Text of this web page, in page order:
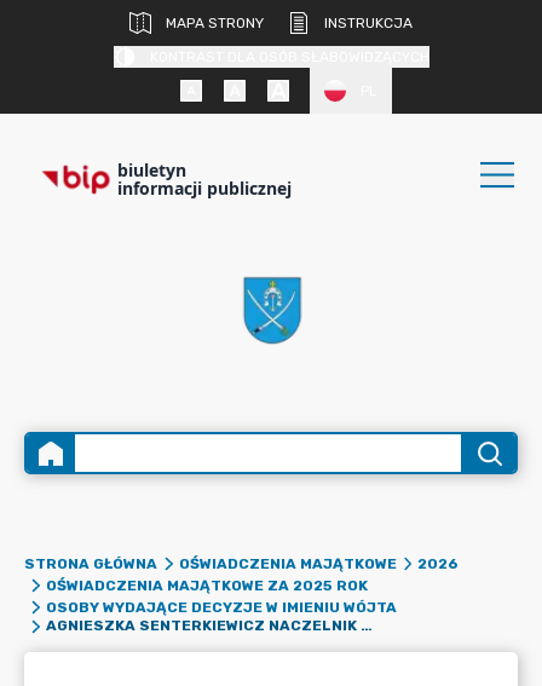
MAPA STRONY
INSTRUKCJA
biuletyn
informacji publicznej
STRONA GŁÓWNA OŚWIADCZENIA MAJĄTKOWE
2026
OŚWIADCZENIA MAJĄTKOWE ZA 2025 ROK
OSOBY WYDAJĄCE DECYZJE W IMIENIU WÓJTA
AGNIESZKA SENTERKIEWICZ NACZELNIK WYDZIAŁU GOSPODARKI NIERUCHOMOŚCIAMI I PLANOWANIA PRZESTRZENNEGO